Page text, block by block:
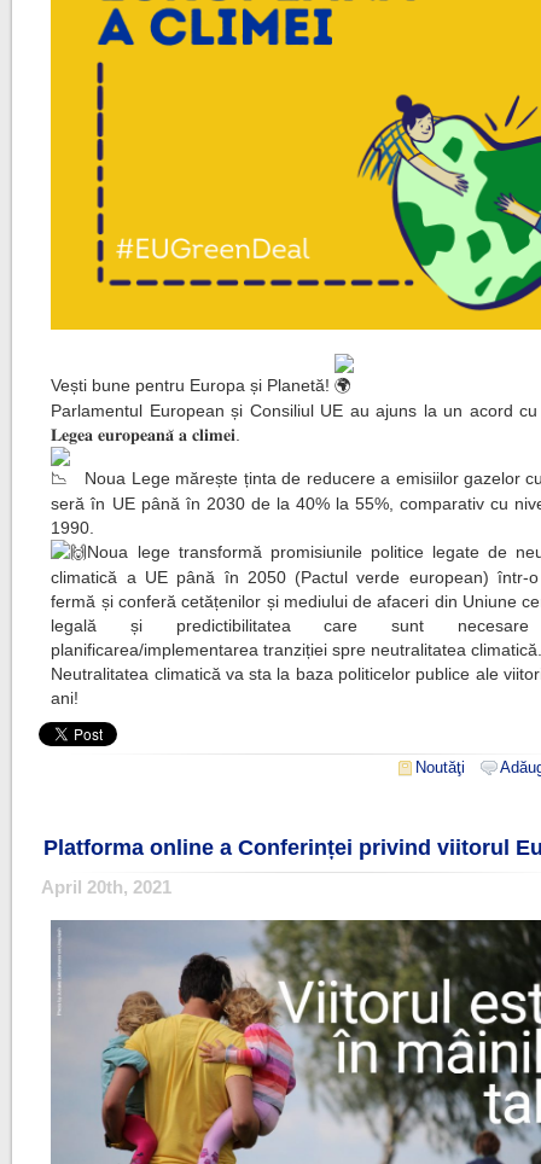
Vești bune pentru Europa și Planetă!
Parlamentul European și Consiliul UE au ajuns la un acord
𝐋𝐞𝐠𝐞𝐚 𝐞𝐮𝐫𝐨𝐩𝐞𝐚𝐧𝐚̆ 𝐚 𝐜𝐥𝐢𝐦𝐞𝐢.
Noua Lege mărește ținta de reducere a emisiilor gazelor
seră în UE până în 2030 de la 40% la 55%, comparativ cu
1990.
Noua lege transformă promisiunile politice legate de
climatică a UE până în 2050 (Pactul verde european) într-
fermă și conferă cetățenilor și mediului de afaceri din Uniune
legală și predictibilitatea care sunt necesare
planificarea/implementarea tranziției spre neutralitatea
Neutralitatea climatică va sta la baza politicelor publice ale
ani!
Noutăţi
Platforma online a Conferinței privind viitorul
April 20th, 2021